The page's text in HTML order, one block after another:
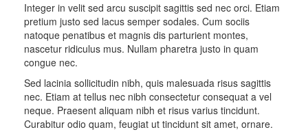
Integer in velit sed arcu suscipit sagittis sed nec orci. Etiam
pretium justo sed lacus semper sodales. Cum sociis
natoque penatibus et magnis dis parturient montes,
nascetur ridiculus mus. Nullam pharetra justo in quam
congue nec.
Sed lacinia sollicitudin nibh, quis malesuada risus sagittis
nec. Etiam at tellus nec nibh consectetur consequat a vel
neque. Praesent aliquam nibh et risus varius tincidunt.
Curabitur odio quam, feugiat ut tincidunt sit amet, ornare.